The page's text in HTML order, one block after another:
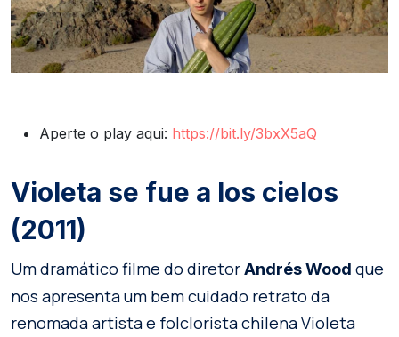
Aperte o play aqui: https://bit.ly/3bxX5aQ
Violeta se fue a los cielos
(2011)
Um dramático filme do diretorAndrés Wood que
nos apresenta um bem cuidado retrato da
renomada artista e folclorista chilena Violeta